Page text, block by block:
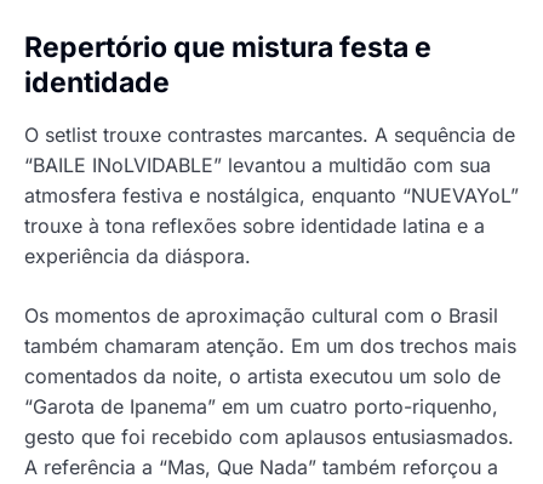
Repertório que mistura festa e
identidade
O setlist trouxe contrastes marcantes. A sequência de
“BAILE INoLVIDABLE” levantou a multidão com sua
atmosfera festiva e nostálgica, enquanto “NUEVAYoL”
trouxe à tona reflexões sobre identidade latina e a
experiência da diáspora.
Os momentos de aproximação cultural com o Brasil
também chamaram atenção. Em um dos trechos mais
comentados da noite, o artista executou um solo de
“Garota de Ipanema” em um cuatro porto-riquenho,
gesto que foi recebido com aplausos entusiasmados.
A referência a “Mas, Que Nada” também reforçou a